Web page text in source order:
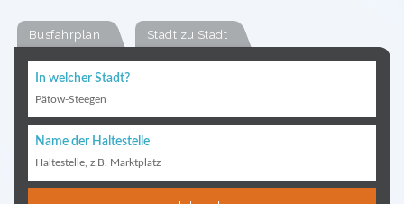
Busfahrplan Stadt zu Stadt
In welcher Stadt?
Pätow-Steegen
Name der Haltestelle
Haltestelle, z.B. Marktplatz